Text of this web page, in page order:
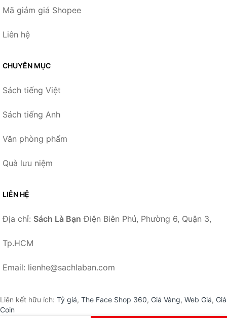
Mã giảm giá Shopee
Liên hệ
CHUYÊN MỤC
Sách tiếng Việt
Sách tiếng Anh
Văn phòng phẩm
Quà lưu niệm
LIÊN HỆ
Địa chỉ: Sách Là Bạn Điện Biên Phủ, Phường 6, Quận 3,
Tp.HCM
Email: lienhe@sachlaban.com
Liên kết hữu ích: Tỷ giá, The Face Shop 360, Giá Vàng, Web Giá, Giá
Coin